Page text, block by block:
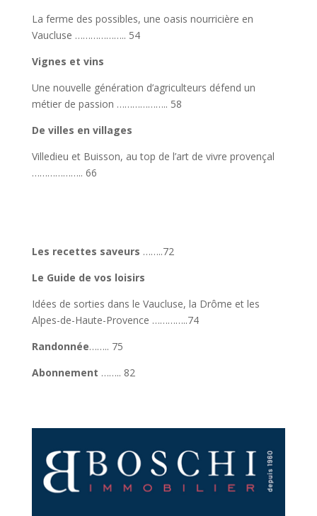
La ferme des possibles, une oasis nourricière en
Vaucluse ……………….. 54
Vignes et vins
Une nouvelle génération d’agriculteurs défend un
métier de passion ……………….. 58
De villes en villages
Villedieu et Buisson, au top de l’art de vivre provençal
……………….. 66
Les recettes saveurs ……..72
Le Guide de vos loisirs
Idées de sorties dans le Vaucluse, la Drôme et les
Alpes-de-Haute-Provence …………..74
Randonnée…….. 75
Abonnement …….. 82